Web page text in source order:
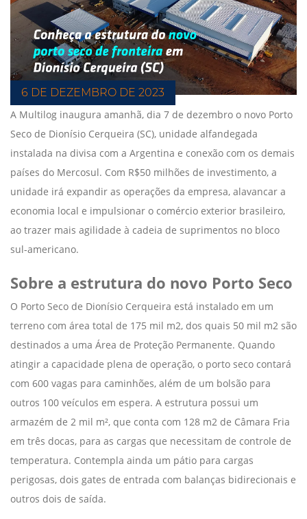
6 DE DEZEMBRO DE 2023
A Multilog inaugura amanhã, dia 7 de dezembro o novo Porto
Seco de Dionísio Cerqueira (SC), unidade alfandegada
instalada na divisa com a Argentina e conexão com os demais
países do Mercosul. Com R$50 milhões de investimento, a
unidade irá expandir as operações da empresa, alavancar a
economia local e impulsionar o comércio exterior brasileiro,
ao trazer mais agilidade à cadeia de suprimentos no bloco
sul-americano.
Sobre a estrutura do novo Porto Seco
O Porto Seco de Dionísio Cerqueira está instalado em um
terreno com área total de 175 mil m2, dos quais 50 mil m2 são
destinados a uma Área de Proteção Permanente. Quando
atingir a capacidade plena de operação, o porto seco contará
com 600 vagas para caminhões, além de um bolsão para
outros 100 veículos em espera. A estrutura possui um
armazém de 2 mil m², que conta com 128 m2 de Câmara Fria
em três docas, para as cargas que necessitam de controle de
temperatura. Contempla ainda um pátio para cargas
perigosas, dois gates de entrada com balanças bidirecionais e
outros dois de saída.